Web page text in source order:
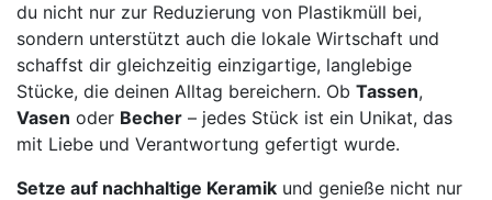
du nicht nur zur Reduzierung von Plastikmüll bei,
sondern unterstützt auch die lokale Wirtschaft und
schaffst dir gleichzeitig einzigartige, langlebige
Stücke, die deinen Alltag bereichern. Ob Tassen,
Vasen oder Becher – jedes Stück ist ein Unikat, das
mit Liebe und Verantwortung gefertigt wurde.
Setze auf nachhaltige Keramik und genieße nicht nur